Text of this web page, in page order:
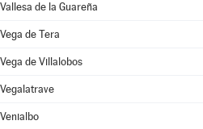
Vallesa de la Guareña
Vega de Tera
Vega de Villalobos
Vegalatrave
Venialbo